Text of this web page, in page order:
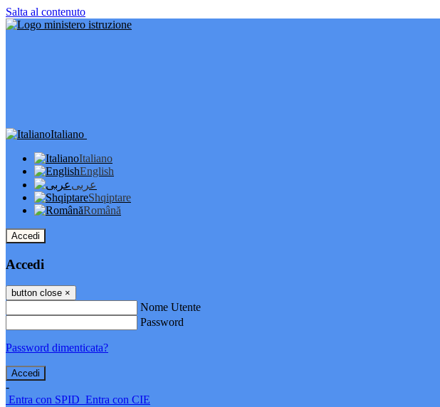
Salta al contenuto
Italiano
Italiano
English
عربى
Shqiptare
Română
Accedi
Accedi
button close ×
Nome Utente
Password
Password dimenticata?
-
Entra con SPID Entra con CIE